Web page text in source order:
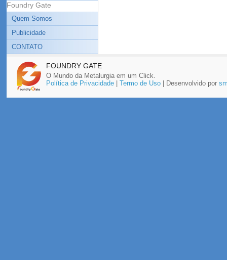
Foundry Gate
Quem Somos
Publicidade
CONTATO
FOUNDRY GATE
O Mundo da Metalurgia em um Click.
Política de Privacidade| Termo de Uso| Desenvolvido por